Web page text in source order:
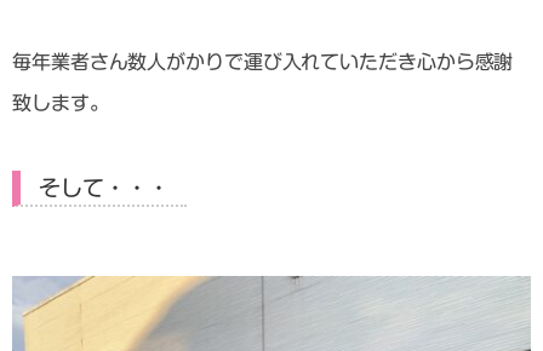
毎年業者さん数人がかりで運び入れていただき心から感謝
致します。
そして・・・